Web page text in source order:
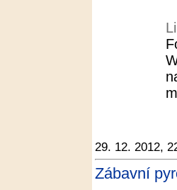
29. 12. 2012,
Zábavní